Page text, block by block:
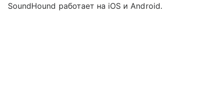
SoundHound работает на iOS и Android.